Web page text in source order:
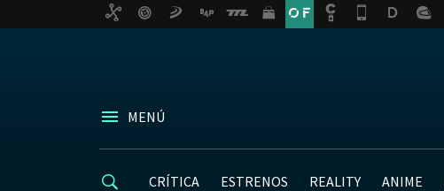
MENÚ
CRÍTICA ESTRENOS REALITY ANIME